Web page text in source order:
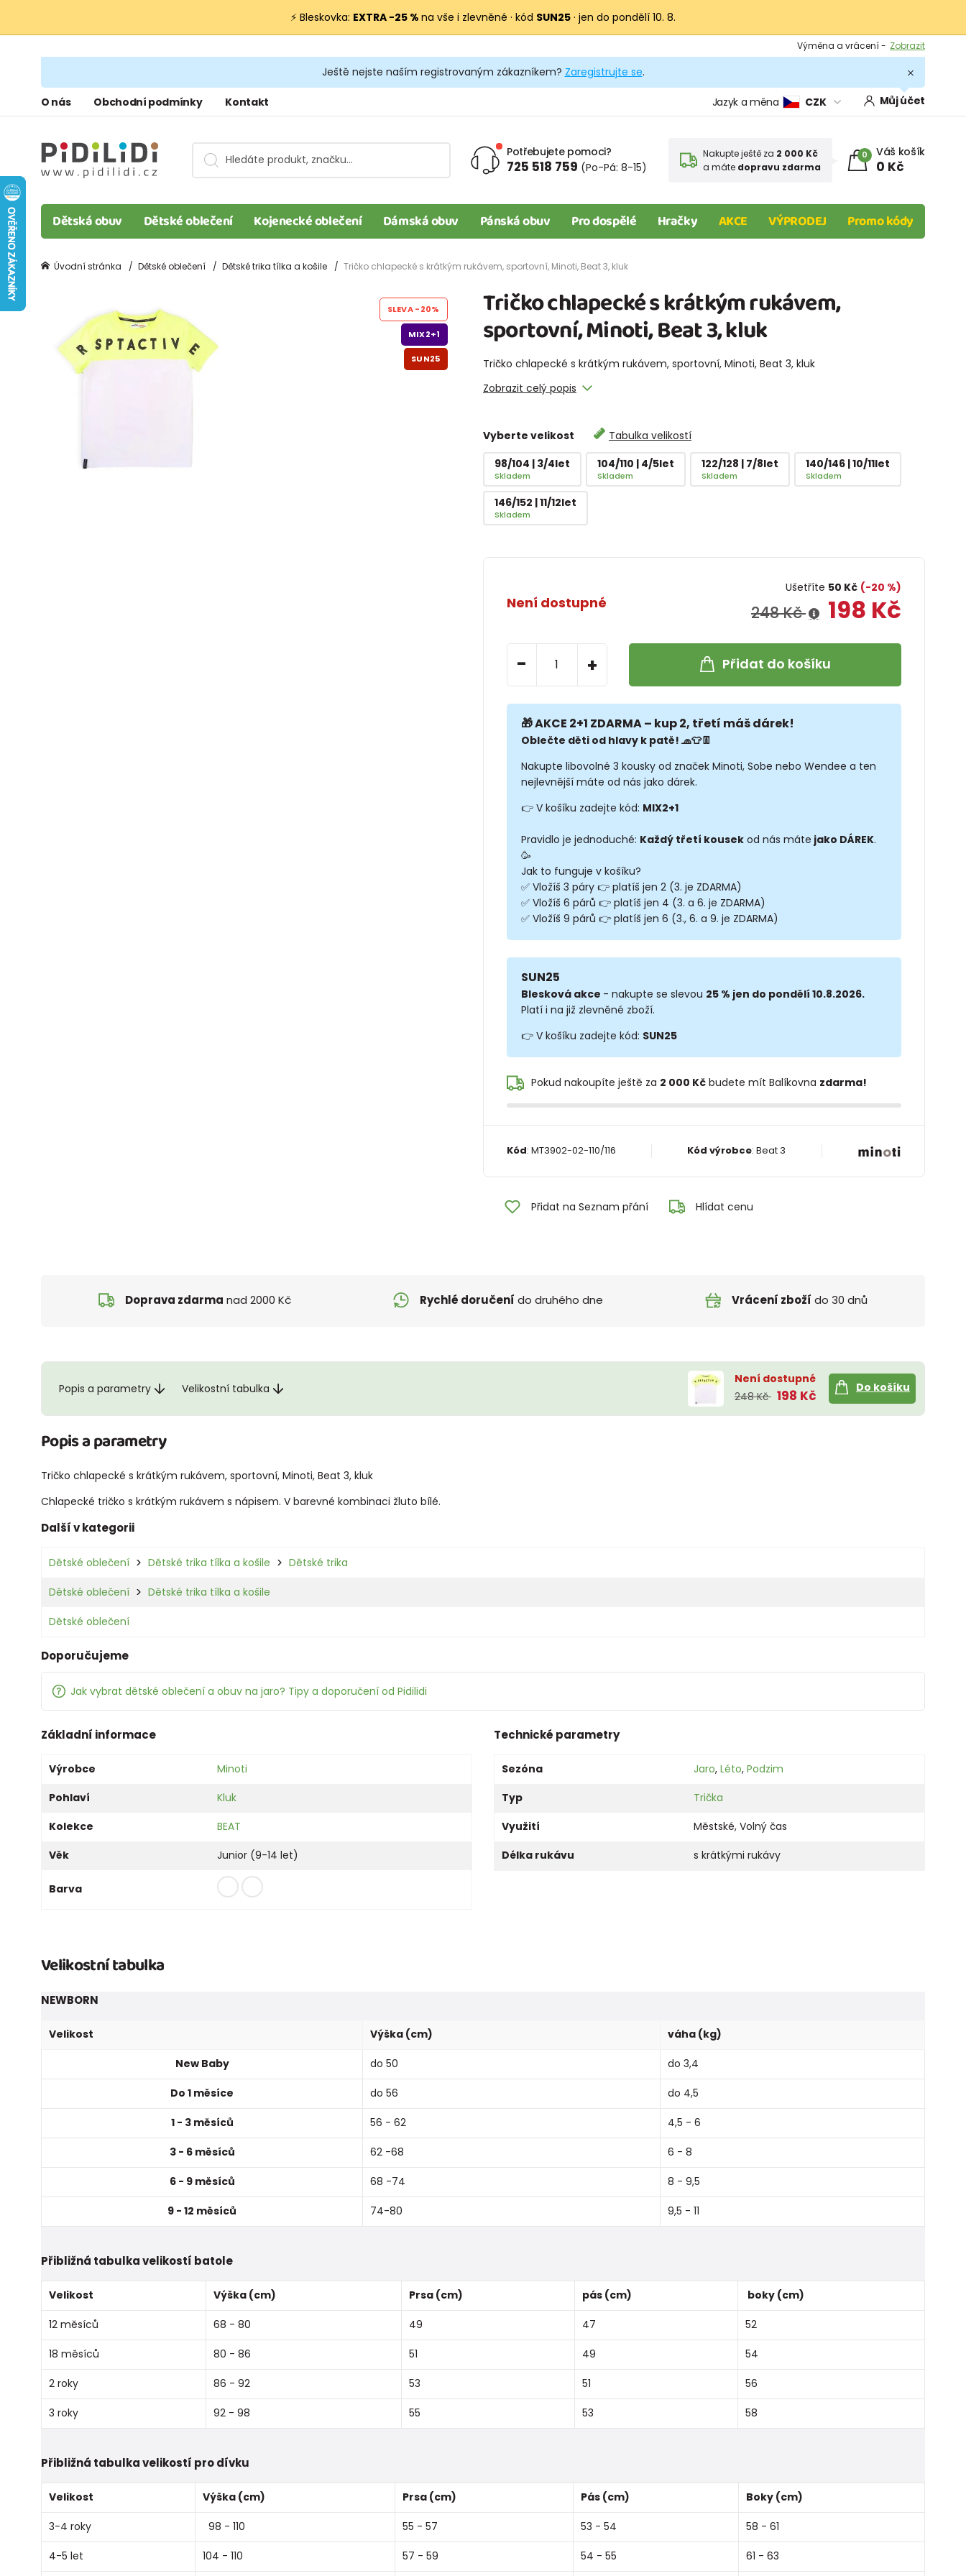
⚡ Bleskovka: EXTRA −25 % na vše i zlevněné · kód SUN25 · jen do pondělí 10. 8.
Výměna a vrácení - Zobrazit
Podmínky
Ještě nejste naším registrovaným zákazníkem? Zaregistrujte se.
O nás Obchodní podmínky Kontakt Jazyk a měna CZK Můj účet
Potřebujete pomoci?
725 518 759 (Po-Pá: 8-15)
Nakupte ještě za 2 000 Kč
a máte dopravu zdarma
0 Váš košík
0 Kč
Dětská obuv Dětské oblečení Kojenecké oblečení Dámská obuv Pánská obuv Pro dospělé Hračky AKCE VÝPRODEJ Promo kódy
Úvodní stránka Dětské oblečení Dětské trika tílka a košile Tričko chlapecké s krátkým rukávem, sportovní, Minoti, Beat 3, kluk
Tričko chlapecké s krátkým rukávem,
sportovní, Minoti, Beat 3, kluk
Tričko chlapecké s krátkým rukávem, sportovní, Minoti, Beat 3, kluk
Zobrazit celý popis
Vyberte velikost
Tabulka velikostí
98/104 | 3/4let
Skladem
104/110 | 4/5let
Skladem
122/128 | 7/8let
Skladem
140/146 | 10/11let
Skladem
146/152 | 11/12let
Skladem
Není dostupné
Ušetříte 50 Kč (-20 %)
248 Kč 198 Kč
- + Přidat do košíku
🎁 AKCE 2+1 ZDARMA – kup 2, třetí máš dárek!
Oblečte děti od hlavy k patě! 🧢👕👖
Nakupte libovolné 3 kousky od značek Minoti, Sobe nebo Wendee a ten
nejlevnější máte od nás jako dárek.
👉 V košíku zadejte kód: MIX2+1
Pravidlo je jednoduché: Každý třetí kousekod nás máte jako DÁREK.
🥳
Jak to funguje v košíku?
✅ Vložíš 3 páry 👉 platíš jen 2 (3. je ZDARMA)
✅ Vložíš 6 párů 👉 platíš jen 4 (3. a 6. je ZDARMA)
✅ Vložíš 9 párů 👉 platíš jen 6 (3., 6. a 9. je ZDARMA)
SUN25
Blesková akce - nakupte se slevou 25 % jen do pondělí 10.8.2026.
Platí i na již zlevněné zboží.
👉 V košíku zadejte kód: SUN25
Pokud nakoupíte ještě za 2 000 Kčbudete mít Balíkovna zdarma!
Kód: MT3902-02-110/116 Kód výrobce:Beat 3
Přidat na Seznam přání Hlídat cenu
SLEVA-20%
MIX2+1
SUN25
Doprava zdarma nad 2000 Kč Rychlé doručení do druhého dne Vrácení zboží do 30 dnů
Popis a parametry Velikostní tabulka
Není dostupné
248 Kč 198 Kč
Do košíku
Popis a parametry
Tričko chlapecké s krátkým rukávem, sportovní, Minoti, Beat 3, kluk
Chlapecké tričko s krátkým rukávem s nápisem. V barevné kombinaci žluto bílé.
Další v kategorii
Dětské oblečení Dětské trika tílka a košile Dětské trika
Dětské oblečení Dětské trika tílka a košile
Dětské oblečení
Doporučujeme
Jak vybrat dětské oblečení a obuv na jaro? Tipy a doporučení od Pidilidi
Základní informace
Výrobce
Minoti
Pohlaví
Kluk
Kolekce
BEAT
Věk
Junior (9-14 let)
Barva
Technické parametry
Sezóna Jaro, Léto, Podzim
Typ
Trička
Využití
Městské, Volný čas
Délka rukávu
s krátkými rukávy
Velikostní tabulka
NEWBORN
Velikost Výška (cm) váha (kg)
New Baby do 50 do 3,4
Do 1 měsíce do 56 do 4,5
1 - 3 měsíců 56 - 62 4,5 - 6
3 - 6 měsíců 62 -68 6 - 8
6 - 9 měsíců 68 -74 8 - 9,5
9 - 12 měsíců 74-80 9,5 - 11
Přibližná tabulka velikostí batole
Velikost Výška (cm) Prsa (cm) pás (cm) boky (cm)
12 měsíců 68 - 80 49 47 52
18 měsíců 80 - 86 51 49 54
2 roky 86 - 92 53 51 56
3 roky 92 - 98 55 53 58
Přibližná tabulka velikostí pro dívku
Velikost Výška (cm) Prsa (cm) Pás (cm) Boky (cm)
3-4 roky 98 - 110 55 - 57 53 - 54 58 - 61
4-5 let 104 - 110 57 - 59 54 - 55 61 - 63